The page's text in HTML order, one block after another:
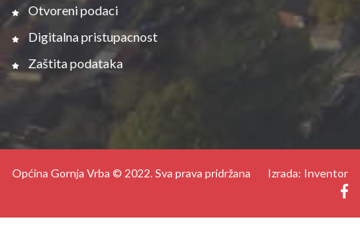
Otvoreni podaci
Digitalna pristupacnost
Zaštita podataka
Općina Gornja Vrba © 2022. Sva prava pridržana Izrada: Inventor